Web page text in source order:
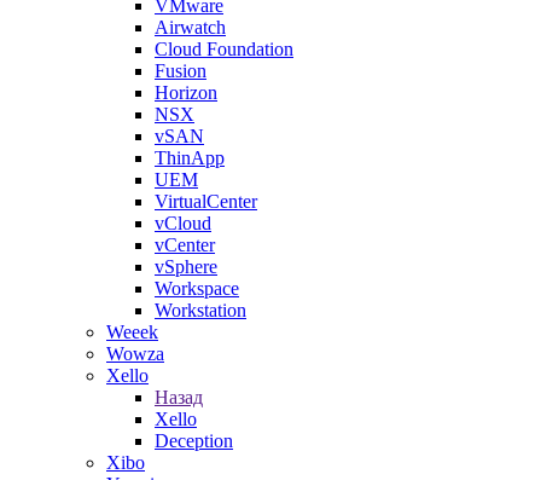
VMware
Airwatch
Cloud Foundation
Fusion
Horizon
NSX
vSAN
ThinApp
UEM
VirtualCenter
vCloud
vCenter
vSphere
Workspace
Workstation
Weeek
Wowza
Xello
Назад
Xello
Deception
Xibo